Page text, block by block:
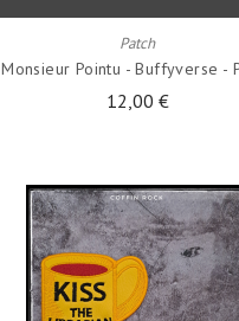
Patch
Monsieur Pointu - Buffyverse -
12,00 €